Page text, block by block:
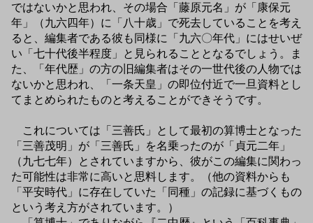
ではないかと思われ、その場合「藤原元名」が「康保元
年」（九六四年）に「八十歳」で死去していることを考え
ると、編集者である彼も同様に「九六〇年代」にはせいぜ
い「七十代後半程度」と見られることとなるでしょう。ま
た、「年代歴」の方の旧編集者はその一世代後の人物では
ないかと思われ、「一条天皇」の即位付近で一旦資料とし
てまとめられたものと考えることができそうです。
これについては「三善氏」として最初の算博士となった
「三善茂明」が「三善氏」を名乗ったのが「貞元二年」
（九七七年）とされていますから、彼がこの編集に関わっ
た可能性は非常に高いと思料します。（他の資料からも
「平安時代」に存在していた「同種」の記録に基づくもの
という考え方がされています。）